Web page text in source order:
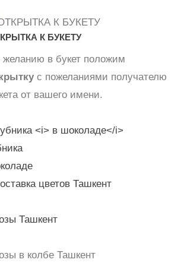
К БУКЕТУ
желанию в букет положим
с пожеланиями получателю
от вашего имени.
цветов Ташкент
Ташкент
в колбе Ташкент